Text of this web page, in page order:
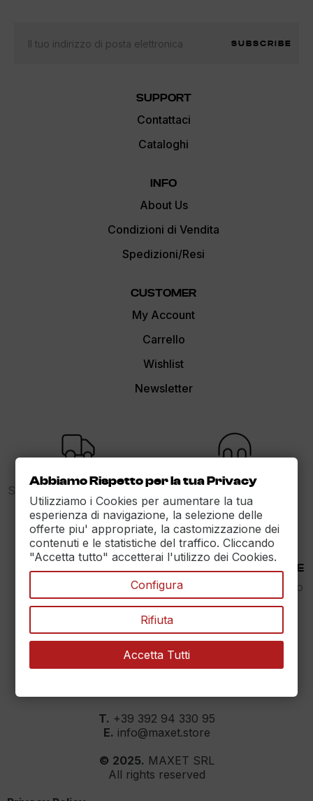
SUBSCRIBE
SUPPORT
Contattaci
Cataloghi
INFO
About Us
Condizioni di Vendita
Spedizioni/Resi
CUSTOMER
My Account
Carrello
Wishlist
Newsletter
Spedizione gratuita sopra i
89€
dalle 9 alle 17
30 DAYS RETURN
Reso Garantito entro
30gg.
100% PAYMENT SECURE
Assicuriamo il pagamento
sicuro
MAXET SRL
T. +39 392 94 330 95
E. info@maxet.store
© 2025. MAXET SRL
All rights reserved
Abbiamo Rispetto per la tua Privacy
Utilizziamo i Cookies per aumentare la tua
esperienza di navigazione, la selezione delle
offerte piu' appropriate, la castomizzazione dei
contenuti e le statistiche del traffico. Cliccando
"Accetta tutto" accetterai l'utilizzo dei Cookies.
Configura
Rifiuta
Accetta Tutti